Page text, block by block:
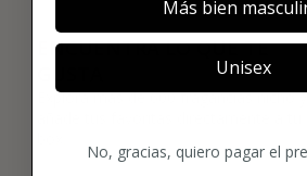
01
ENCUENTRA LO QUE TE
Explora más de 600 fragancias nicho y
Más bien
Unisex
No, gracias, quiero pagar el